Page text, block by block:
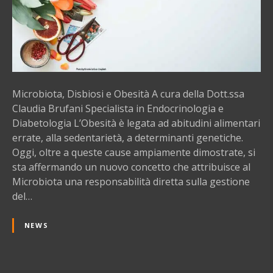
f
a
n
i
a
,
D
i
s
i
o
s
i
e
O
b
Microbiota, Disbiosi e Obesità A cura della Dott.ssa
Claudia Brufani Specialista in Endocrinologia e
Diabetologia L’Obesità è legata ad abitudini alimentari
errate, alla sedentarietà, a determinanti genetiche.
Oggi, oltre a queste cause ampiamente dimostrate, si
sta affermando un nuovo concetto che attribuisce al
Microbiota una responsabilità diretta sulla gestione
del…
NEWS